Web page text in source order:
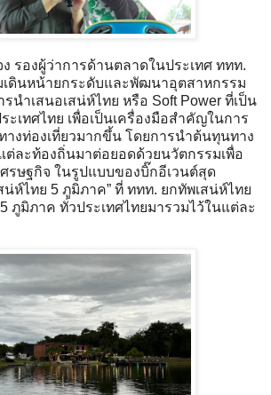
รองผู้ว่าการด้านตลาดในประเทศ ททท.
เดินหน้ายกระดับและพัฒนาอุตสาหกรรม
รนำเสนอเสน่ห์ไทย หรือ Soft Power ที่เป็น
ะเทศไทย เพื่อเป็นเครื่องมือสำคัญในการ
างท่องเที่ยวมากขึ้น โดยการนำต้นทุนทาง
ละท้องถิ่นมาต่อยอดด้วยนวัตกรรมเพื่อ
ศรษฐกิจ ในรูปแบบของบิ๊กอีเวนต์สุด
น่ห์ไทย 5 ภูมิภาค” ที่ ททท. ยกทัพเสน่ห์ไทย
ภูมิภาค ทั่วประเทศไทยมารวมไว้ในแต่ละ